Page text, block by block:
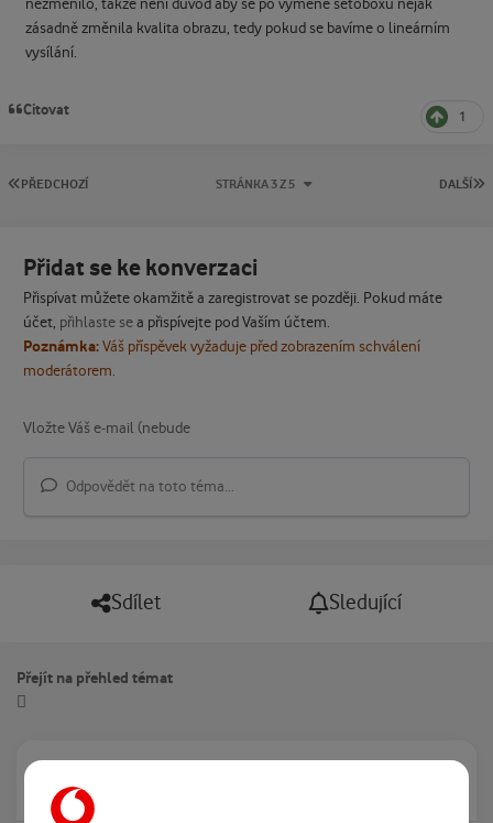
nezměnilo, takže není důvod aby se po výměně setoboxu nějak
zásadně změnila kvalita obrazu, tedy pokud se bavíme o lineárním
vysílání.
Citovat 1
PRVNÍ STRÁNKA
PŘEDCHOZÍ DALŠÍ
STRÁNKA 3 Z 5
Přidat se ke konverzaci
Přispívat můžete okamžitě a zaregistrovat se později. Pokud máte
účet, přihlaste sea přispívejte pod Vaším účtem.
Poznámka:Váš příspěvek vyžaduje před zobrazením schválení
moderátorem.
Odpovědět na toto téma...
Sdílet Sledující
Přejít na přehled témat
Právě prohlíží tuto stránku